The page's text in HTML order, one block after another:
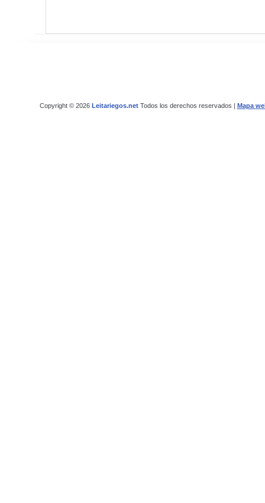
Copyright © 2026 Leitariegos.netTodos los derechos reservados | Mapa